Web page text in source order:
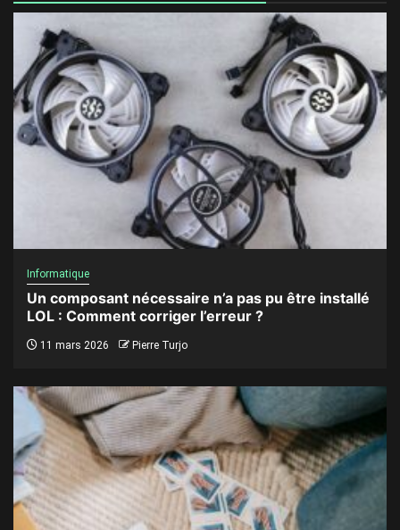
Informatique
Un composant nécessaire n’a pas pu être installé
LOL : Comment corriger l’erreur ?
11 mars 2026 Pierre Turjo